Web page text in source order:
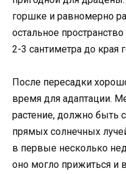
горшке и равномерно
остальное
2-3 сантиметра до края
После пересадки
время для адаптации.
растение, должно
прямых солнечных
в первые несколько
оно могло прижиться и